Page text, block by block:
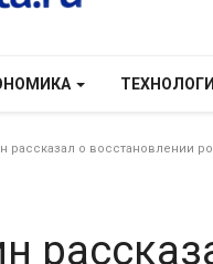
рассказал о восстановлении